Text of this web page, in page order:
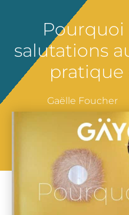
salutations
pratique
Gaëlle Foucher